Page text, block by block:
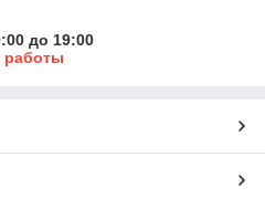
до 19:00
работы